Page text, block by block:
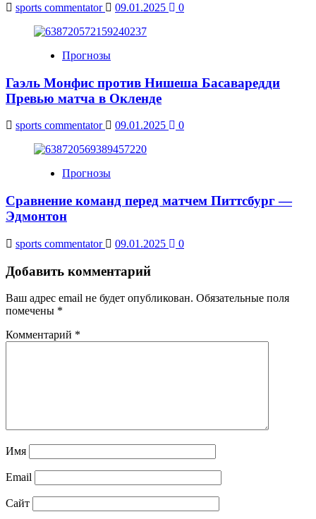
sports commentator 09.01.2025 0
Прогнозы
Гаэль Монфис против Нишеша Басаваредди
Превью матча в Окленде
sports commentator 09.01.2025 0
Прогнозы
Сравнение команд перед матчем Питтсбург —
Эдмонтон
sports commentator 09.01.2025 0
Добавить комментарий
Ваш адрес email не будет опубликован. Обязательные поля
помечены *
Комментарий *
Имя
Email
Сайт